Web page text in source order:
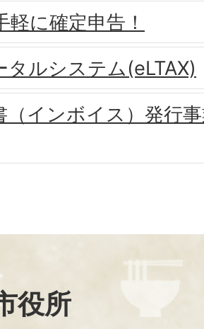
軽に確定申告！
タルシステム(eLTAX)
（インボイス）発行
役所